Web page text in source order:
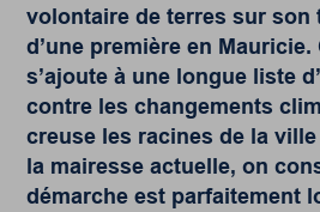
volontaire de terres sur son
d’une première en
s’ajoute à une longue liste
contre les changements
creuse les racines de la
la mairesse actuelle, on
démarche est parfaitement